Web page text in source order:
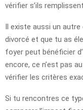
vérifier s’ils
Il existe aussi un
divorcé et que tu as
foyer peut bénéficier
encore, ce n’est pas
vérifier les critères
Si tu rencontres ce